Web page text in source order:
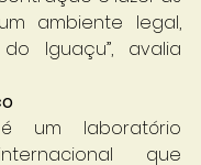
ambiente legal,
Iguaçu”, avalia
um laboratório
que